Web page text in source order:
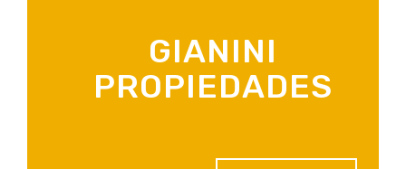
GIANINI
PROPIEDADES